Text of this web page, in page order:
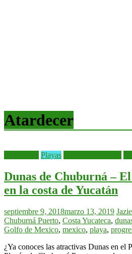
Atardecer
Playas
Dunas de Chuburná –
en la costa de Yucatán
septiembre 9, 2018marzo 13, 2019
Chuburná Puerto, Costa Yucateca,
Golfo de Mexico, mexico, playa,
¿Ya conoces las atractivas Dunas en el